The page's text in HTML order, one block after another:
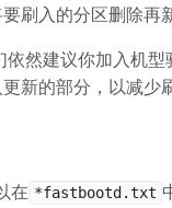
刷入的分区删除再
依然建议你加入机
新的部分，以减少
在 *fastbootd.txt